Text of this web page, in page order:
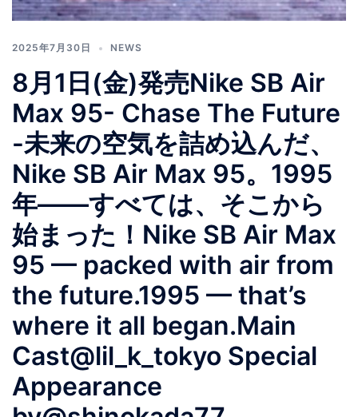
2025年7月30日 NEWS
8月1日(金)発売Nike SB Air
Max 95- Chase The Future
-未来の空気を詰め込んだ、
Nike SB Air Max 95。1995
年——すべては、そこから
始まった！Nike SB Air Max
95 — packed with air from
the future.1995 — that’s
where it all began.Main
Cast@lil_k_tokyo Special
Appearance